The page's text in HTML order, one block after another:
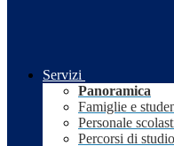
Servizi
Panoramica
Famiglie e
Personale
Percorsi di studio